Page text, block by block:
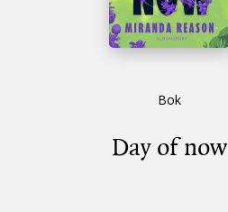
Bok
Day of now